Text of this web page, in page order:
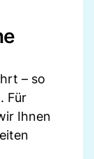
– so
Für
Ihnen